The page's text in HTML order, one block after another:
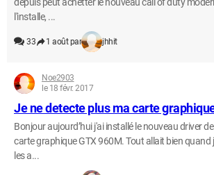
l'installe, ...
33 1 août par jhhit
Noe2903
le 18 févr. 2017
Je ne detecte plus ma carte
Bonjour aujourd’hui j'ai installé le nouveau driver
carte graphique GTX 960M. Tout allait bien quand
les a...